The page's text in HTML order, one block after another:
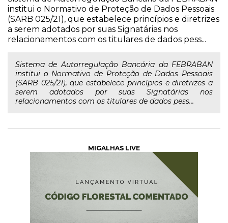
institui o Normativo de Proteção de Dados Pessoais
(SARB 025/21), que estabelece princípios e diretrizes
a serem adotados por suas Signatárias nos
relacionamentos com os titulares de dados pess...
Sistema de Autorregulação Bancária da FEBRABAN
institui o Normativo de Proteção de Dados Pessoais
(SARB 025/21), que estabelece princípios e diretrizes a
serem adotados por suas Signatárias nos
relacionamentos com os titulares de dados pess...
MIGALHAS LIVE